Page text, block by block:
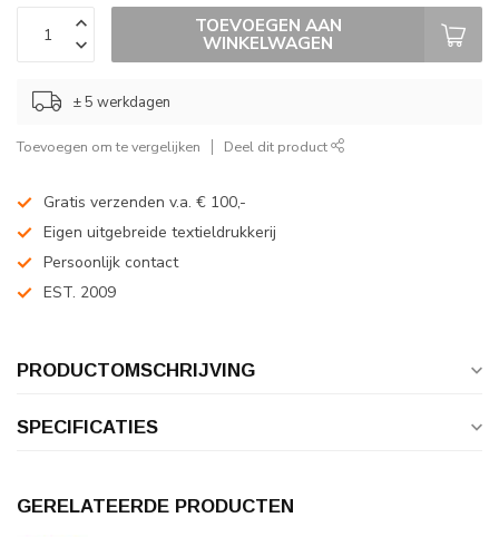
TOEVOEGEN AAN
WINKELWAGEN
± 5 werkdagen
Toevoegen om te vergelijken Deel dit product
Gratis verzenden v.a. € 100,-
Eigen uitgebreide textieldrukkerij
Persoonlijk contact
EST. 2009
PRODUCTOMSCHRIJVING
SPECIFICATIES
GERELATEERDE PRODUCTEN